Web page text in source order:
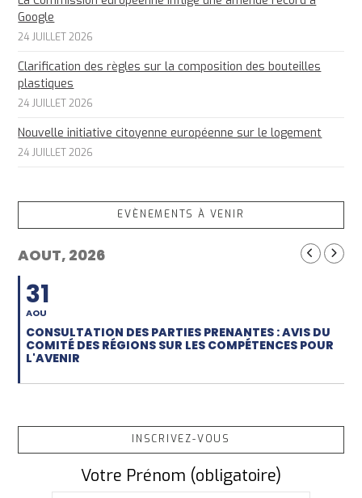
Google
24 JUILLET 2026
Clarification des règles sur la composition des bouteilles
plastiques
24 JUILLET 2026
Nouvelle initiative citoyenne européenne sur le logement
24 JUILLET 2026
EVÈNEMENTS À VENIR
AOUT, 2026
31
AOU
CONSULTATION DES PARTIES PRENANTES : AVIS DU
COMITÉ DES RÉGIONS SUR LES COMPÉTENCES POUR
L'AVENIR
INSCRIVEZ-VOUS
Votre Prénom (obligatoire)